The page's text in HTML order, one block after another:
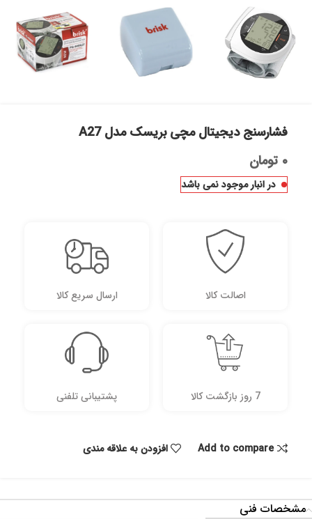
فشارسنج دیجیتال مچی بریسک مدل A27
۰ تومان
در انبار موجود نمی باشد
اصالت کالا ارسال سریع کالا
7 روز بازگشت کالا پشتیبانی تلفنی
Add to compare افزودن به علاقه مندی
مشخصات فنی